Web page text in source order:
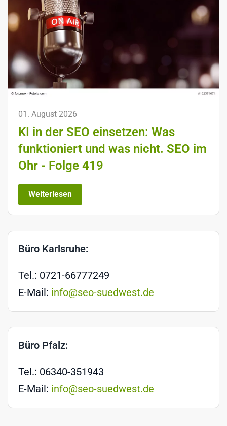
01. August 2026
KI in der SEO einsetzen: Was
funktioniert und was nicht. SEO im
Ohr - Folge 419
Weiterlesen
Büro Karlsruhe:
Tel.: 0721-66777249
E-Mail: info@seo-suedwest.de
Büro Pfalz:
Tel.: 06340-351943
E-Mail: info@seo-suedwest.de